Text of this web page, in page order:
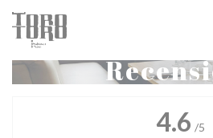
Personalizzazione delle tue scelte sui
4.6 /5